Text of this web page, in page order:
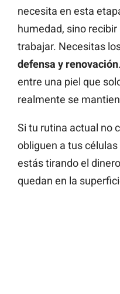
necesita en esta
humedad, sino
trabajar. Necesitas
defensa y renovación
entre una piel que
realmente se
Si tu rutina actual no
obliguen a tus
estás tirando el
quedan en la